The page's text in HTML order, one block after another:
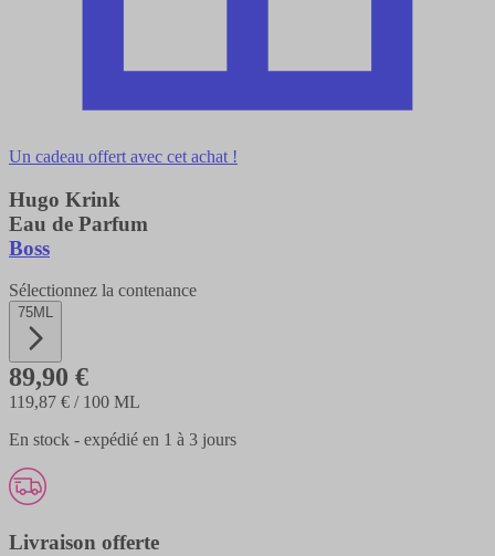
Un cadeau offert avec cet achat !
Hugo Krink
Eau de Parfum
Boss
Sélectionnez la contenance
75ML
89,90 €
119,87 € / 100 ML
En stock - expédié en 1 à 3 jours
Livraison offerte